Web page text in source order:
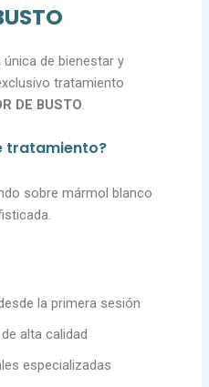
de bienestar y
tratamiento
DE BUSTO
tratamiento?
sobre mármol blanco
la primera sesión
alta calidad
especializadas